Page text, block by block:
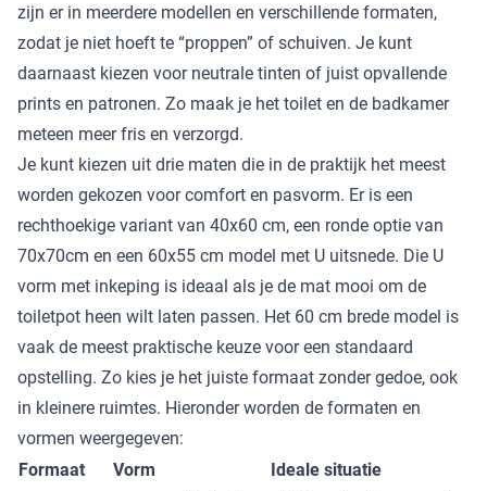
zijn er in meerdere modellen en verschillende formaten,
zodat je niet hoeft te “proppen” of schuiven. Je kunt
daarnaast kiezen voor neutrale tinten of juist opvallende
prints en patronen. Zo maak je het toilet en de badkamer
meteen meer fris en verzorgd.
Je kunt kiezen uit drie maten die in de praktijk het meest
worden gekozen voor comfort en pasvorm. Er is een
rechthoekige variant van 40x60 cm, een ronde optie van
70x70cm en een 60x55 cm model met U uitsnede. Die U
vorm met inkeping is ideaal als je de mat mooi om de
toiletpot heen wilt laten passen. Het 60 cm brede model is
vaak de meest praktische keuze voor een standaard
opstelling. Zo kies je het juiste formaat zonder gedoe, ook
in kleinere ruimtes. Hieronder worden de formaten en
vormen weergegeven:
Formaat
Vorm Ideale situatie